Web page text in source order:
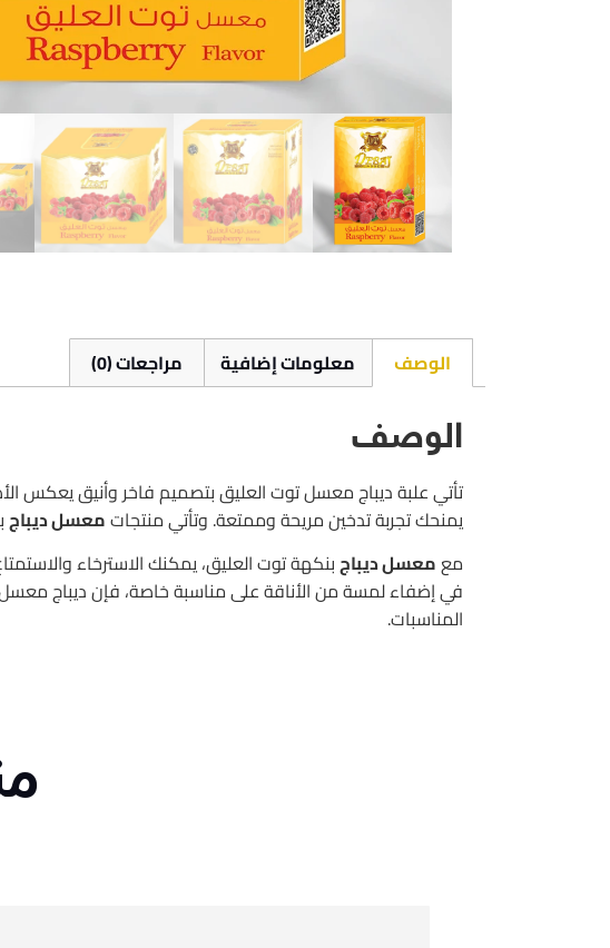
الوصف معلومات إضافية مراجعات (0)
الوصف
تأتي علبة ديباج معسل توت العليق بتصميم فاخر وأنيق يعكس
يمنحك تجربة تدخين مريحة وممتعة. وتأتي منتجاتمعسل ديباج
معمعسل ديباجبنكهة توت العليق، يمكنك الاسترخاء
في إضفاء لمسة من الأناقة على مناسبة خاصة، فإن ديباج معسل
المناسبات.